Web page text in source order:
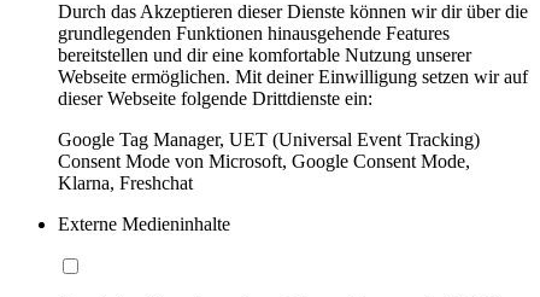
Durch das Akzeptieren dieser Dienste können wir dir über die
grundlegenden Funktionen hinausgehende Features
bereitstellen und dir eine komfortable Nutzung unserer
Webseite ermöglichen. Mit deiner Einwilligung setzen wir auf
dieser Webseite folgende Drittdienste ein:
Google Tag Manager, UET (Universal Event Tracking)
Consent Mode von Microsoft, Google Consent Mode,
Klarna, Freshchat
Externe Medieninhalte